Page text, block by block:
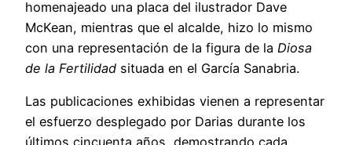
homenajeado una placa del ilustrador Dave
McKean, mientras que el alcalde, hizo lo mismo
con una representación de la figura de la Diosa
de la Fertilidad situada en el García Sanabria.
Las publicaciones exhibidas vienen a representar
el esfuerzo desplegado por Darias durante los